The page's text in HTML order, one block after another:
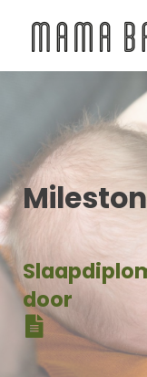
door